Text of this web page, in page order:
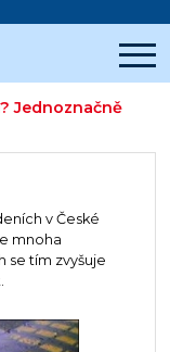
Jednoznačně
v České
mnoha
se tím zvyšuje